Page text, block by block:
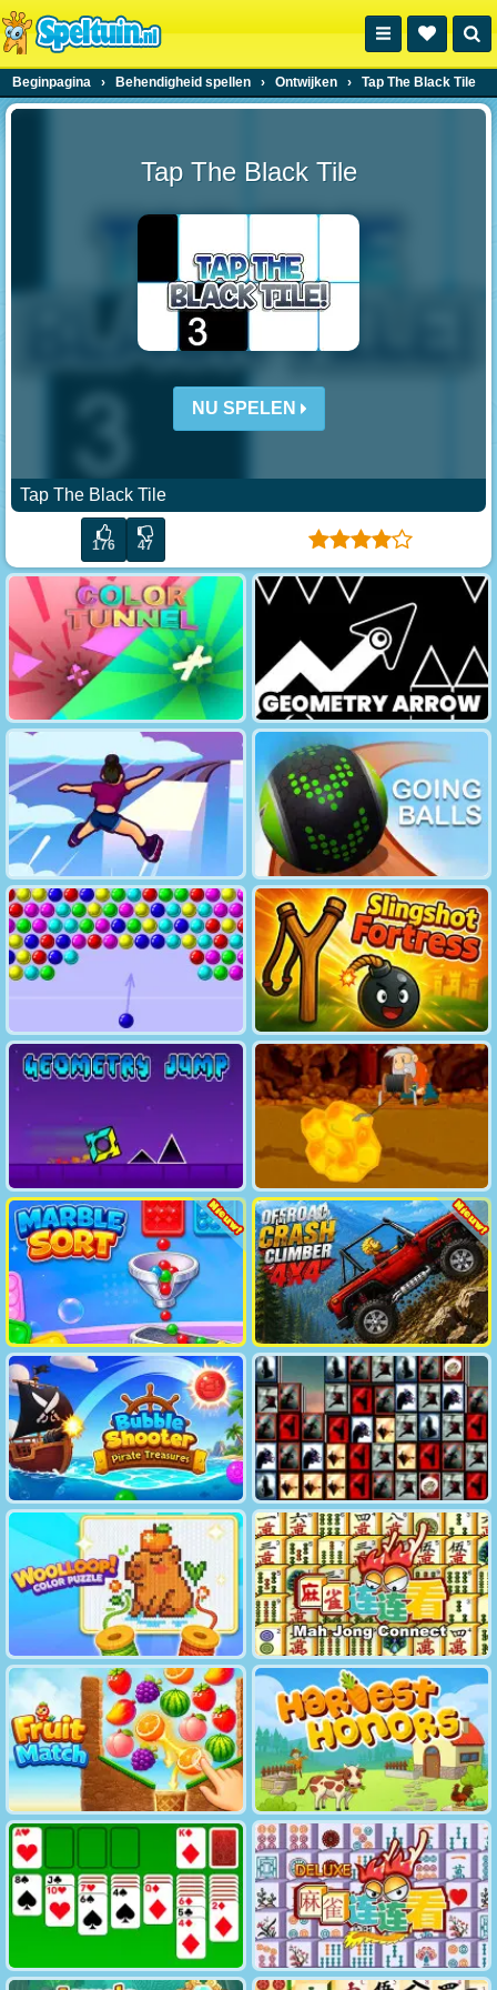
Beginpagina › Behendigheid spellen › Ontwijken › Tap The Black Tile
Tap The Black Tile
NU SPELEN
Tap The Black Tile
176 47